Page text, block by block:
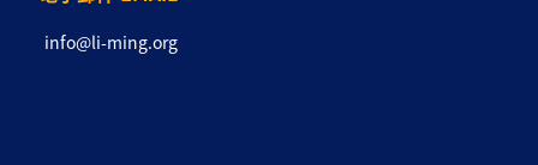
info@li-ming.org